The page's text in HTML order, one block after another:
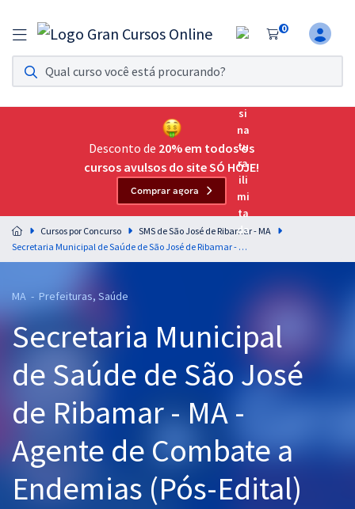
0
Assinatura Ilimitada 11
Acesso a todos os cursos. Teste grátis por 7 dias!
Assinatura OAB Até Passar
Acesso ilimitado a toda preparação para o Exame da
Residências Multiprofissionais
Preparação completa e intensiva para as principais
residências em saúde do Brasil
Cursos 20% OFF
Pós
Graduação
OAB
Mentorias
Desconto de 20% em todos os
cursos avulsos do site SÓ HOJE!
Comprar agora
Cursos por Concurso
SMS de São José de Ribamar - MA
Secretaria Municipal de Saúde de São José de Ribamar - MA - Agente de Combate a Endemias (Pós-Edital)
MA - Prefeituras, Saúde
Secretaria Municipal
de Saúde de São José
de Ribamar - MA -
Agente de Combate a
Endemias (Pós-Edital)